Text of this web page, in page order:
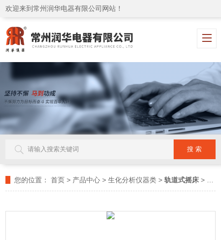
欢迎来到常州润华电器有限公司网站！
您的位置： 首页 > 产品中心 >生化分析仪器类 >轨道式摇床 > RH-GD100/200/300轨道式摇床